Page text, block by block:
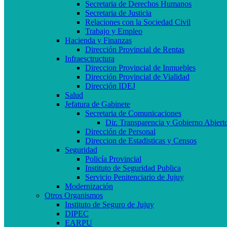
Secretaria de Derechos Humanos
Secretaria de Justicia
Relaciones con la Sociedad Civil
Trabajo y Empleo
Hacienda y Finanzas
Dirección Provincial de Rentas
Infraesctructura
Direccion Provincial de Inmuebles
Dirección Provincial de Vialidad
Dirección IDEJ
Salud
Jefatura de Gabinete
Secretaria de Comunicaciones
Dir. Transparencia y Gobierno
Dirección de Personal
Direccion de Estadisticas y Censos
Seguridad
Policía Provincial
Instituto de Seguridad Publica
Servicio Penitenciario de Jujuy
Modernización
Otros Organismos
Instituto de Seguro de Jujuy
DIPEC
EARPU